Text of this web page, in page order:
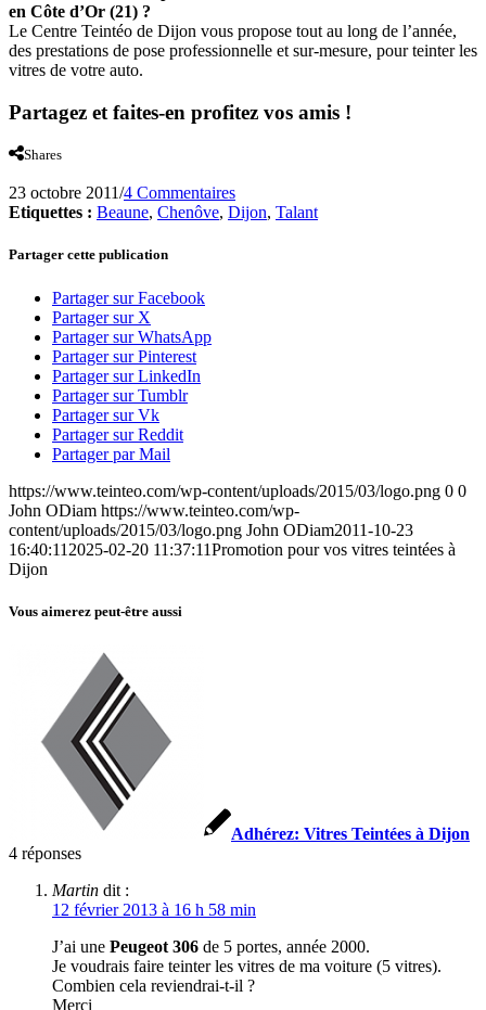
en Côte d’Or (21) ?
Le Centre Teintéo de Dijon vous propose tout au long de l’année,
des prestations de pose professionnelle et sur-mesure, pour teinter les
vitres de votre auto.
Partagez et faites-en profitez vos amis !
Shares
23 octobre 2011/4 Commentaires
Etiquettes : Beaune, Chenôve, Dijon, Talant
Partager cette publication
Partager sur Facebook
Partager sur X
Partager sur WhatsApp
Partager sur Pinterest
Partager sur LinkedIn
Partager sur Tumblr
Partager sur Vk
Partager sur Reddit
Partager par Mail
https://www.teinteo.com/wp-content/uploads/2015/03/logo.png 0 0
John ODiam https://www.teinteo.com/wp-
content/uploads/2015/03/logo.png John ODiam2011-10-23
16:40:11 2025-02-20 11:37:11Promotion pour vos vitres teintées à
Dijon
Vous aimerez peut-être aussi
Adhérez: Vitres Teintées à Dijon
4 réponses
Martin dit :
12 février 2013 à 16 h 58 min
J’ai une Peugeot 306 de 5 portes, année 2000.
Je voudrais faire teinter les vitres de ma voiture (5 vitres).
Combien cela reviendrai-t-il ?
Merci